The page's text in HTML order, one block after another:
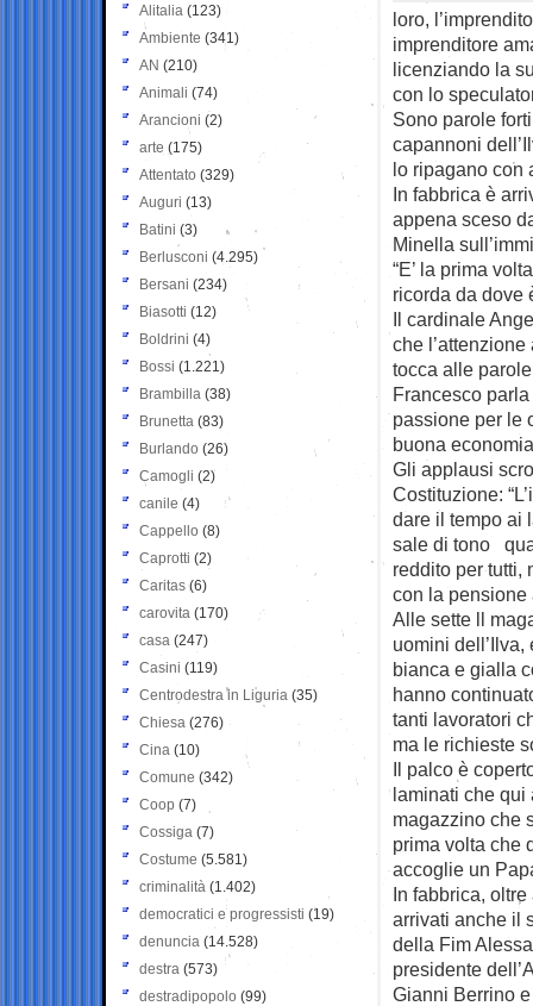
loro,
imprenditore
licenziando la
con lo
Sono parole
capannoni
lo ripagano con
In fabbrica è
appena sceso
Minella
“E’ la prima
ricorda da dove
Il cardinale
che
tocca alle
Francesco
passione per le
buona
Gli applausi
Costituzione:
dare il tempo ai
sale di tono
reddito per tutti,
con la pensione
Alle sette ll
uomini
bianca e gialla
hanno
tanti lavoratori
ma le richieste
Il palco è
laminati che qui
magazzino che
prima volta che
accoglie un
In fabbrica,
arrivati anche il
della Fim
presidente
Gianni Berrino
Alitalia (123)
Ambiente (341)
AN (210)
Animali (74)
Arancioni (2)
arte (175)
Attentato (329)
Auguri (13)
Batini (3)
Berlusconi (4.295)
Bersani (234)
Biasotti (12)
Boldrini (4)
Bossi (1.221)
Brambilla (38)
Brunetta (83)
Burlando (26)
Camogli (2)
canile (4)
Cappello (8)
Caprotti (2)
Caritas (6)
carovita (170)
casa (247)
Casini (119)
Centrodestra in Liguria (35)
Chiesa (276)
Cina (10)
Comune (342)
Coop (7)
Cossiga (7)
Costume (5.581)
criminalità (1.402)
democratici e progressisti (19)
denuncia (14.528)
destra (573)
destradipopolo (99)